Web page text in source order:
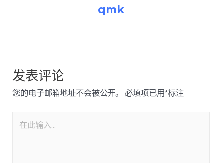
qmk
发表评论
您的电子邮箱地址不会被公开。 必填项已用*标注